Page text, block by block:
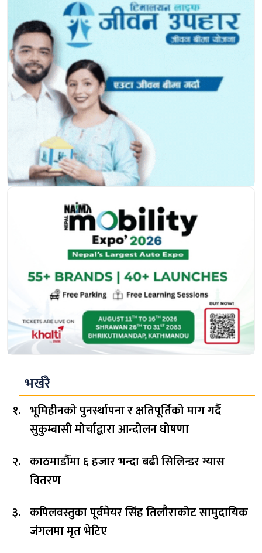
भर्खरै
भूमिहीनको पुनर्स्थापना र क्षतिपूर्तिको माग गर्दै
सुकुम्बासी मोर्चाद्वारा आन्दोलन घोषणा
काठमाडौँमा ६ हजार भन्दा बढी सिलिन्डर ग्यास
वितरण
कपिलवस्तुका पूर्वमेयर सिंह तिलौराकोट सामुदायिक
जंगलमा मृत भेटिए